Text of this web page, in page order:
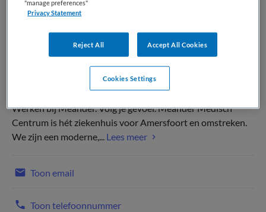
Werken bij Meander. Volg je gevoel. Meander Medisch
Centrum is hét ziekenhuis voor Amersfoort en omstreken.
We zijn een moderne,... Lees meer
Toon email
Toon telefoonnummer
"manage preferences"
Privacy Statement
Reject All Accept All Cookies
Cookies Settings